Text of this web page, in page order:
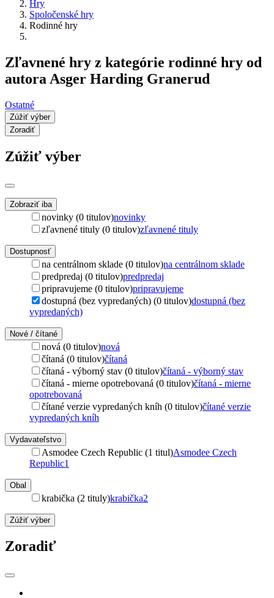
Hry
Spoločenské hry
Rodinné hry
Zľavnené hry z kategórie rodinné hry od
autora Asger Harding Granerud
Ostatné
Zúžiť výber
Zoradiť
Zúžiť výber
Zobraziť iba
novinky (0 titulov)novinky
zľavnené tituly (0 titulov)zľavnené tituly
Dostupnosť
na centrálnom sklade (0 titulov)na centrálnom sklade
predpredaj (0 titulov)predpredaj
pripravujeme (0 titulov)pripravujeme
dostupná (bez vypredaných) (0 titulov)dostupná (bez
vypredaných)
Nové / čítané
nová (0 titulov)nová
čítaná (0 titulov)čítaná
čítaná - výborný stav (0 titulov)čítaná - výborný stav
čítaná - mierne opotrebovaná (0 titulov)čítaná - mierne
opotrebovaná
čítané verzie vypredaných kníh (0 titulov)čítané verzie
vypredaných kníh
Vydavateľstvo
Asmodee Czech Republic (1 titul)Asmodee Czech
Republic1
Obal
krabička (2 tituly)krabička2
Zúžiť výber
Zoradiť